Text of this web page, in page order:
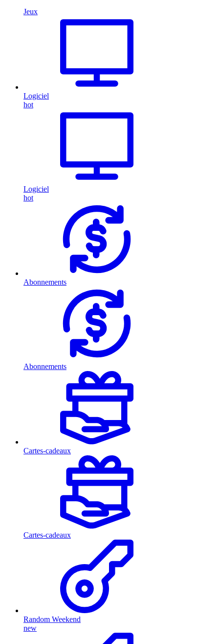
Jeux
Logiciel
hot
Logiciel
hot
Abonnements
Abonnements
Cartes-cadeaux
Cartes-cadeaux
Random Weekend
new